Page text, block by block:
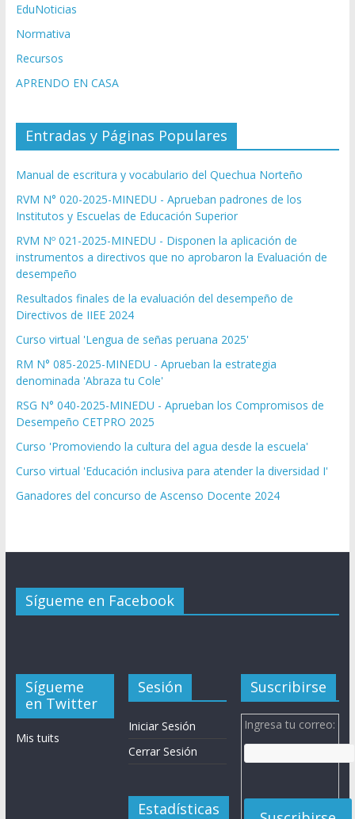
EduNoticias
Normativa
Recursos
APRENDO EN CASA
Entradas y Páginas Populares
Manual de escritura y vocabulario del Quechua Norteño
RVM N° 020-2025-MINEDU - Aprueban padrones de los
Institutos y Escuelas de Educación Superior
RVM Nº 021-2025-MINEDU - Disponen la aplicación de
instrumentos a directivos que no aprobaron la Evaluación de
desempeño
Resultados finales de la evaluación del desempeño de
Directivos de IIEE 2024
Curso virtual 'Lengua de señas peruana 2025'
RM N° 085-2025-MINEDU - Aprueban la estrategia
denominada 'Abraza tu Cole'
RSG N° 040-2025-MINEDU - Aprueban los Compromisos de
Desempeño CETPRO 2025
Curso 'Promoviendo la cultura del agua desde la escuela'
Curso virtual 'Educación inclusiva para atender la diversidad I'
Ganadores del concurso de Ascenso Docente 2024
Sígueme en Facebook
Sígueme
en Twitter
Mis tuits
Sesión
Iniciar Sesión
Cerrar Sesión
Estadísticas
Suscribirse
Ingresa tu correo: